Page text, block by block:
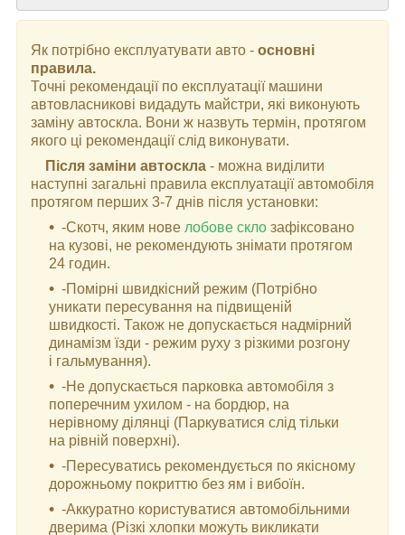
Як потрібно експлуатувати авто - основні
правила.
Точні рекомендації по експлуатації машини
автовласникові видадуть майстри, які виконують
заміну автоскла. Вони ж назвуть термін, протягом
якого ці рекомендації слід виконувати.
Після заміни автоскла - можна виділити
наступні загальні правила експлуатації автомобіля
протягом перших 3-7 днів після установки:
-Скотч, яким нове лобове скло зафіксовано
на кузові, не рекомендують знімати протягом
24 годин.
-Помірні швидкісний режим (Потрібно
уникати пересування на підвищеній
швидкості. Також не допускається надмірний
динамізм їзди - режим руху з різкими розгону
і гальмування).
-Не допускається парковка автомобіля з
поперечним ухилом - на бордюр, на
нерівному ділянці (Паркуватися слід тільки
на рівній поверхні).
-Пересуватись рекомендується по якісному
дорожньому покриттю без ям і вибоїн.
-Аккуратно користуватися автомобільними
дверима (Різкі хлопки можуть викликати